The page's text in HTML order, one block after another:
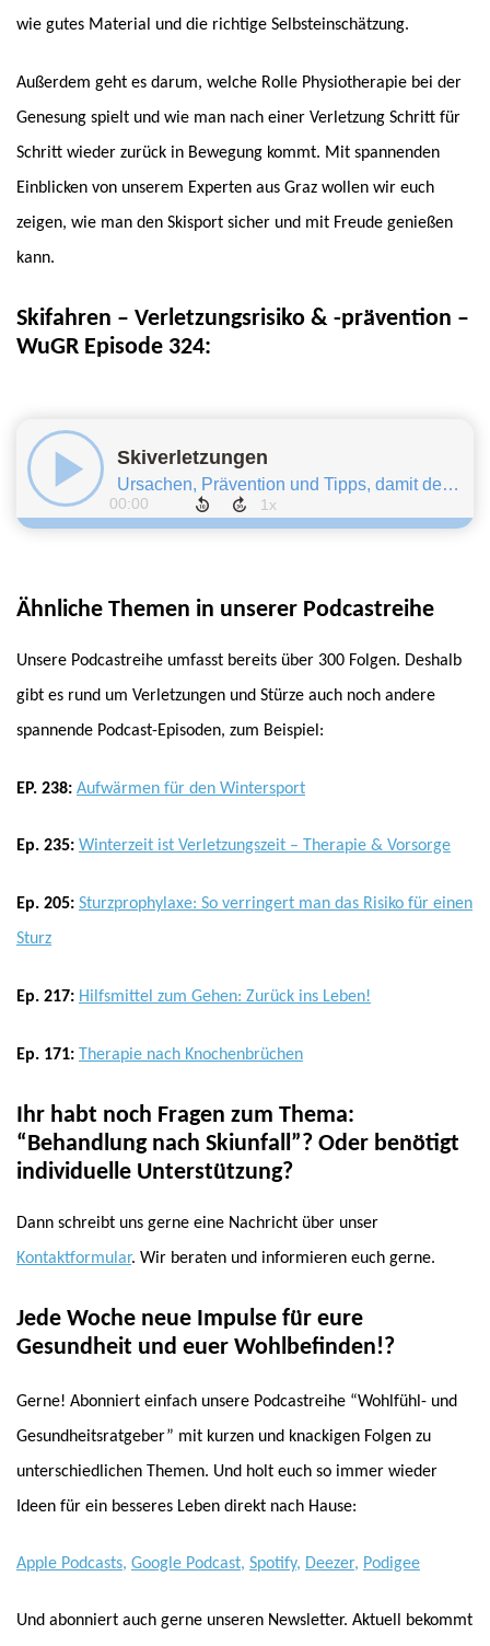
wie gutes Material und die richtige Selbsteinschätzung.
Außerdem geht es darum, welche Rolle Physiotherapie bei der
Genesung spielt und wie man nach einer Verletzung Schritt für
Schritt wieder zurück in Bewegung kommt. Mit spannenden
Einblicken von unserem Experten aus Graz wollen wir euch
zeigen, wie man den Skisport sicher und mit Freude genießen
kann.
Skifahren – Verletzungsrisiko & -prävention –
WuGR Episode 324:
Ähnliche Themen in unserer Podcastreihe
Unsere Podcastreihe umfasst bereits über 300 Folgen. Deshalb
gibt es rund um Verletzungen und Stürze auch noch andere
spannende Podcast-Episoden, zum Beispiel:
EP. 238: Aufwärmen für den Wintersport
Ep. 235: Winterzeit ist Verletzungszeit – Therapie & Vorsorge
Ep. 205: Sturzprophylaxe: So verringert man das Risiko für einen
Sturz
Ep. 217: Hilfsmittel zum Gehen: Zurück ins Leben!
Ep. 171: Therapie nach Knochenbrüchen
Ihr habt noch Fragen zum Thema:
“Behandlung nach Skiunfall”? Oder benötigt
individuelle Unterstützung?
Dann schreibt uns gerne eine Nachricht über unser
Kontaktformular. Wir beraten und informieren euch gerne.
Jede Woche neue Impulse für eure
Gesundheit und euer Wohlbefinden!?
Gerne! Abonniert einfach unsere Podcastreihe “Wohlfühl- und
Gesundheitsratgeber” mit kurzen und knackigen Folgen zu
unterschiedlichen Themen. Und holt euch so immer wieder
Ideen für ein besseres Leben direkt nach Hause:
Apple Podcasts, Google Podcast, Spotify, Deezer, Podigee
Und abonniert auch gerne unseren Newsletter. Aktuell bekommt